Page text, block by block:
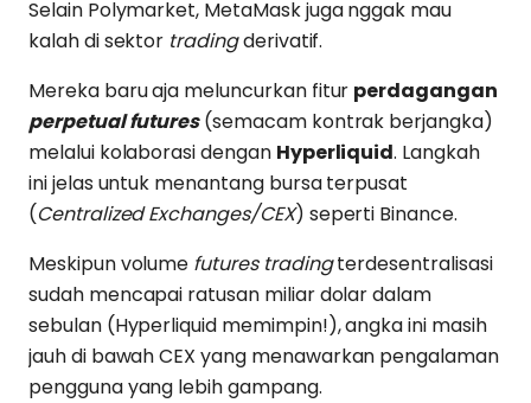
Selain Polymarket, MetaMask juga nggak mau
kalah di sektor tradingderivatif.
Mereka baru aja meluncurkan fitur perdagangan
perpetual futures(semacam kontrak berjangka)
melalui kolaborasi dengan Hyperliquid. Langkah
ini jelas untuk menantang bursa terpusat
(Centralized Exchanges/CEX) seperti Binance.
Meskipun volume futures tradingterdesentralisasi
sudah mencapai ratusan miliar dolar dalam
sebulan (Hyperliquid memimpin!), angka ini masih
jauh di bawah CEX yang menawarkan pengalaman
pengguna yang lebih gampang.